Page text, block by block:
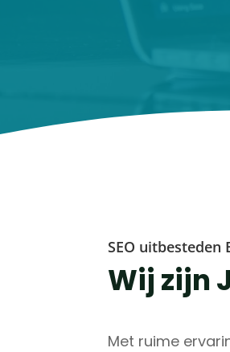
SEO uitbesteden
Wij zijn
Met ruime